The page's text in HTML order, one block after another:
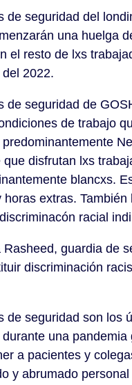
de seguridad del
una huelga
el resto de lxs
2022.
de seguridad de
de trabajo
predominantemente
que disfrutan lxs
blancxs.
horas extras.
racial
Rasheed, guardia de
discriminación
de seguridad son los
una
a pacientes y
y abrumado